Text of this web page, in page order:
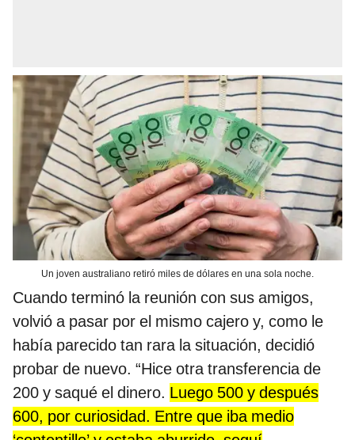
Un joven australiano retiró miles de dólares en una sola noche.
Cuando terminó la reunión con sus amigos,
volvió a pasar por el mismo cajero y, como le
había parecido tan rara la situación, decidió
probar de nuevo. “Hice otra transferencia de
200 y saqué el dinero. Luego 500 y después
600, por curiosidad. Entre que iba medio